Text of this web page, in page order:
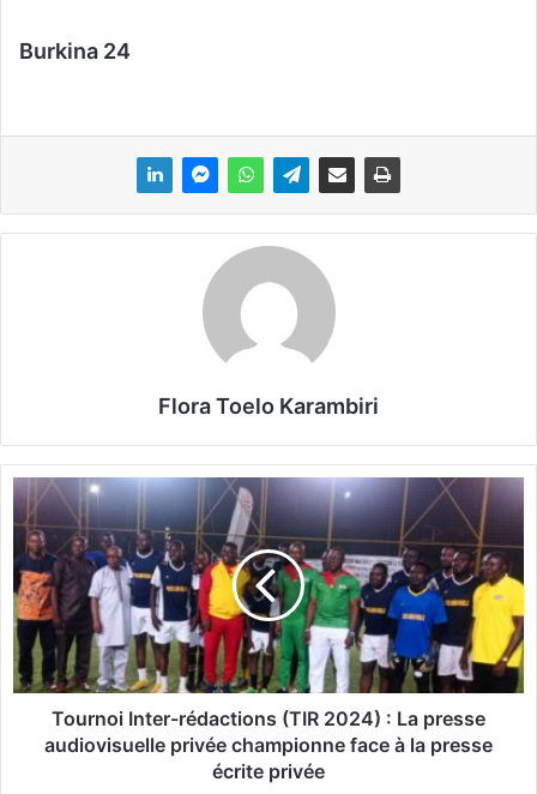
Burkina 24
Flora Toelo Karambiri
T
o
r
n
o
I
n
Tournoi Inter-rédactions (TIR 2024) : La presse
audiovisuelle privée championne face à la presse
écrite privée